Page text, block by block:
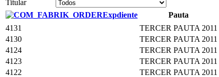
Titular
Expdiente Pauta
4131
TERCER PAUTA 2011
4130
TERCER PAUTA 2011
4124
TERCER PAUTA 2011
4123
TERCER PAUTA 2011
4122
TERCER PAUTA 2011